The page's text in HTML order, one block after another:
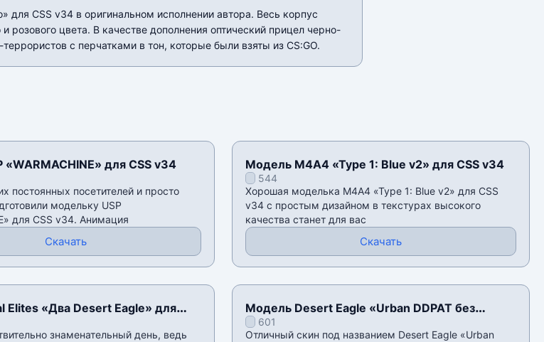
для CSS v34 в оригинальном исполнении автора. Весь корпус
и розового цвета. В качестве дополнения оптический прицел черно-
с перчатками в тон, которые были взяты из CS:GO.
для CSS v34
постоянных посетителей и просто
модельку USP
для CSS v34. Анимация
Скачать
Модель М4А4 «Type 1: Blue v2» для CSS v34
544
Хорошая моделька М4А4 «Type 1: Blue v2» для CSS
v34 с простым дизайном в текстурах высокого
качества станет для вас
Скачать
Elites «Два Desert Eagle» для
знаменательный день, ведь
Модель Desert Eagle «Urban DDPAT без
наклеек» для CSS v34
601
Отличный скин под названием Desert Eagle «Urban